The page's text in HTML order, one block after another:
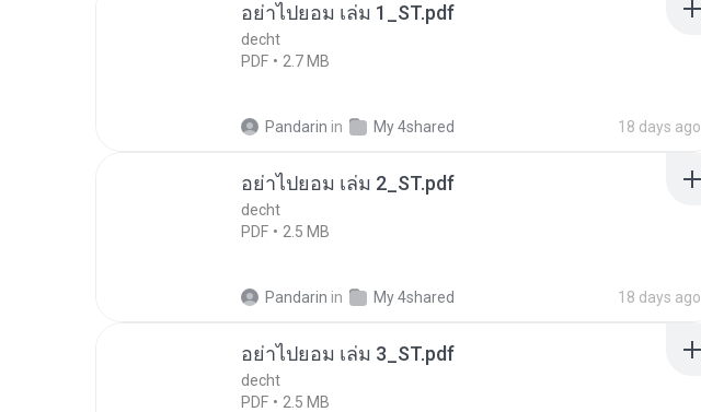
อย่าไปยอม เล่ม 1_ST.pdf
decht
PDF
2.7 MB
Pandarin in My 4shared 18 days ago
อย่าไปยอม เล่ม 2_ST.pdf
decht
PDF
2.5 MB
Pandarin in My 4shared 18 days ago
อย่าไปยอม เล่ม 3_ST.pdf
decht
PDF
2.5 MB